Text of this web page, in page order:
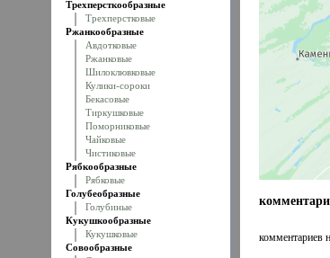
Трехперсткообразные
Трехперстковые
Ржанкообразные
Авдотковые
Ржанковые
Шилоклювковые
Кулики-сороки
Бекасовые
Тиркушковые
Поморниковые
Чайковые
Чистиковые
Рябкообразные
Рябковые
Голубеобразные
Голубиные
Кукушкообразные
Кукушковые
Совообразные
комментариев